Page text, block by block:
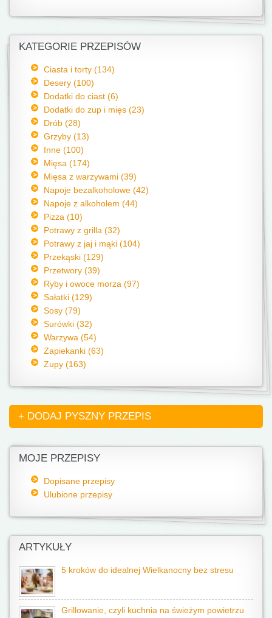
KATEGORIE PRZEPISÓW
Ciasta i torty (134)
Desery (100)
Dodatki do ciast (6)
Dodatki do zup i mięs (23)
Drób (28)
Grzyby (13)
Inne (100)
Mięsa (174)
Mięsa z warzywami (39)
Napoje bezalkoholowe (42)
Napoje z alkoholem (44)
Pizza (10)
Potrawy z grilla (32)
Potrawy z jaj i mąki (104)
Przekąski (129)
Przetwory (39)
Ryby i owoce morza (97)
Sałatki (129)
Sosy (79)
Surówki (32)
Warzywa (54)
Zapiekanki (63)
Zupy (163)
+ DODAJ PYSZNY PRZEPIS
MOJE PRZEPISY
Dopisane przepisy
Ulubione przepisy
ARTYKUŁY
5 kroków do idealnej Wielkanocny bez stresu
Grillowanie, czyli kuchnia na świeżym powietrzu